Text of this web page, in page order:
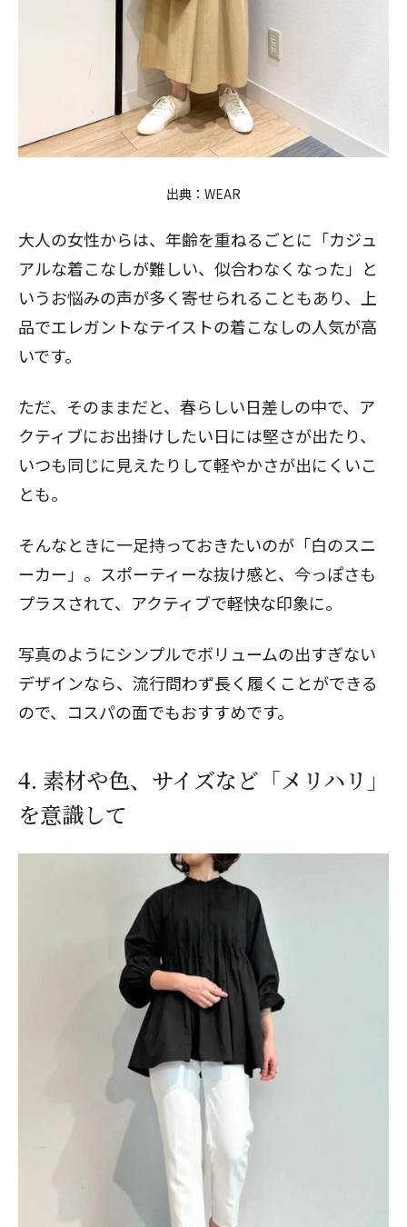
出典： WEAR
大人の女性からは、年齢を重ねるごとに「カジュ
アルな着こなしが難しい、似合わなくなった」と
いうお悩みの声が多く寄せられることもあり、上
品でエレガントなテイストの着こなしの人気が高
いです。
ただ、そのままだと、春らしい日差しの中で、ア
クティブにお出掛けしたい日には堅さが出たり、
いつも同じに見えたりして軽やかさが出にくいこ
とも。
そんなときに一足持っておきたいのが「白のスニ
ーカー」。スポーティーな抜け感と、今っぽさも
プラスされて、アクティブで軽快な印象に。
写真のようにシンプルでボリュームの出すぎない
デザインなら、流行問わず長く履くことができる
ので、コスパの面でもおすすめです。
4. 素材や色、サイズなど「メリハリ」
を意識して